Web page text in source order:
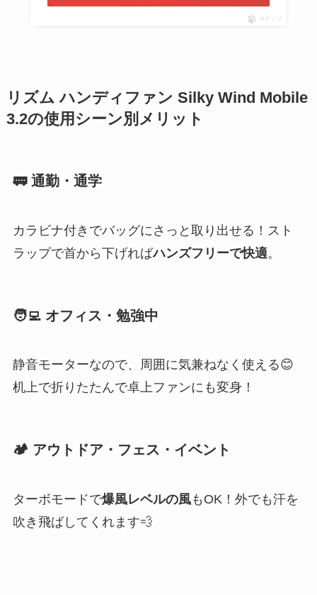
ポチップ
リズム ハンディファン Silky Wind Mobile
3.2の使用シーン別メリット
🚃 通勤・通学
カラビナ付きでバッグにさっと取り出せる！スト
ラップで首から下げればハンズフリーで快適。
🧑‍💻 オフィス・勉強中
静音モーターなので、周囲に気兼ねなく使える😊
机上で折りたたんで卓上ファンにも変身！
🏕 アウトドア・フェス・イベント
ターボモードで爆風レベルの風もOK！外でも汗を
吹き飛ばしてくれます💨